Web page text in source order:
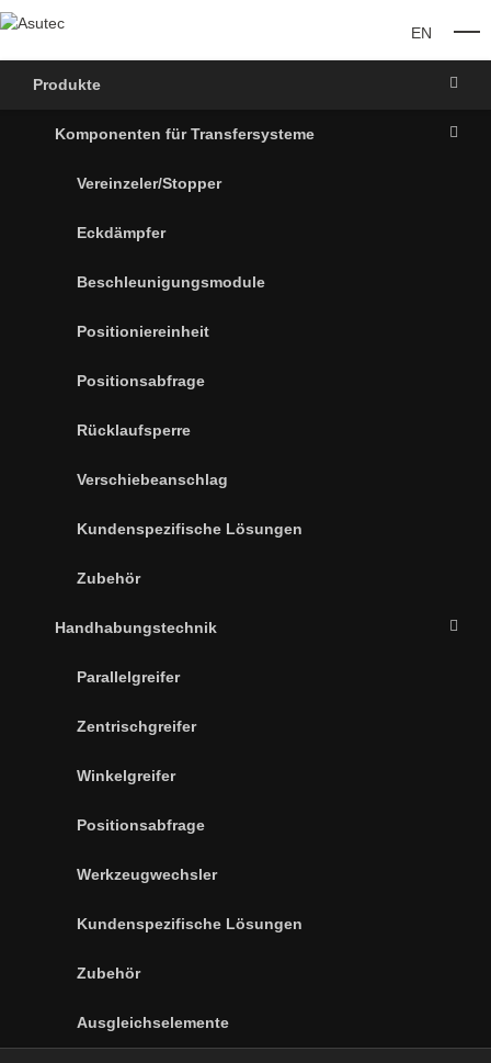
EN
Produkte
Komponenten für Transfersysteme
Vereinzeler/Stopper
Eckdämpfer
Beschleunigungsmodule
Positioniereinheit
Positionsabfrage
Rücklaufsperre
Verschiebeanschlag
Kundenspezifische Lösungen
Zubehör
Handhabungstechnik
Parallelgreifer
Zentrischgreifer
Winkelgreifer
Positionsabfrage
Werkzeugwechsler
Kundenspezifische Lösungen
Zubehör
Ausgleichselemente